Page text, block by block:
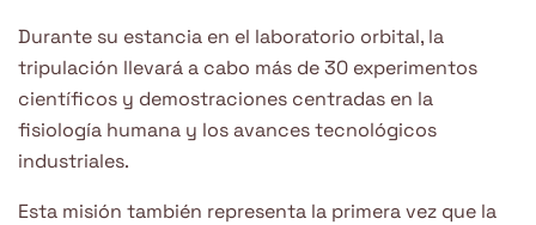
Durante su estancia en el laboratorio orbital, la
tripulación llevará a cabo más de 30 experimentos
científicos y demostraciones centradas en la
fisiología humana y los avances tecnológicos
industriales.
Esta misión también representa la primera vez que la